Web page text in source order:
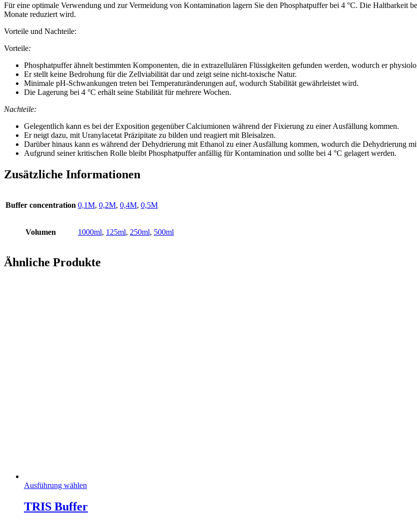
Für eine optimale Verwendung und zur Vermeidung von Kontamination lagern Sie den Phosphatpuffer bei 4 °C. Die Haltbarkeit
Monate reduziert wird.
Vorteile und Nachteile:
Vorteile:
Phosphatpuffer ähnelt bestimmten Komponenten, die in extrazellulären Flüssigkeiten gefunden werden, wodurch er
Er stellt keine Bedrohung für die Zellviabilität dar und zeigt seine nicht-toxische Natur.
Minimale pH-Schwankungen treten bei Temperaturänderungen auf, wodurch Stabilität gewährleistet wird.
Die Lagerung bei 4 °C erhält seine Stabilität für mehrere Wochen.
Nachteile:
Gelegentlich kann es bei der Exposition gegenüber Calciumionen während der Fixierung zu einer Ausfällung kommen.
Er neigt dazu, mit Uranylacetat Präzipitate zu bilden und reagiert mit Bleisalzen.
Darüber hinaus kann es während der Dehydrierung mit Ethanol zu einer Ausfällung kommen, wodurch die Dehydrierung
Aufgrund seiner kritischen Rolle bleibt Phosphatpuffer anfällig für Kontamination und sollte bei 4 °C gelagert werden.
Zusätzliche Informationen
Buffer concentration 0,1M, 0,2M, 0,4M, 0,5M
Volumen 1000ml, 125ml, 250ml, 500ml
Ähnliche Produkte
Ausführung wählen
mehrere
TRIS Buffer